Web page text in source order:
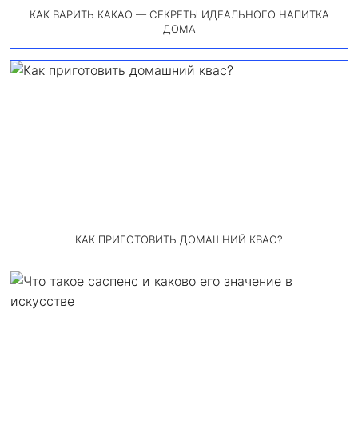
КАК ВАРИТЬ КАКАО — СЕКРЕТЫ ИДЕАЛЬНОГО НАПИТКА
ДОМА
КАК ПРИГОТОВИТЬ ДОМАШНИЙ КВАС?